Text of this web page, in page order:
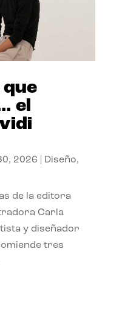
el
2026 Diseño,
de la editora
Carla
y diseñador
tres